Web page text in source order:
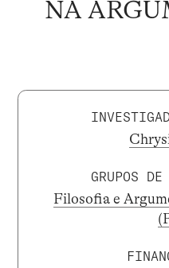
NA
GRUPOS
Filosofia e